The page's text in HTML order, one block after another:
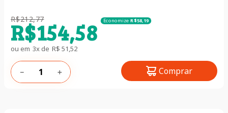
R$212,77 Economize R$58,19
R$154,58
ou em 3x de R$ 51,52
＋
－ Comprar